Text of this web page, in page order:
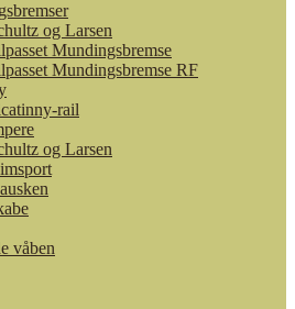
og Larsen
Mundingsbremse
Mundingsbremse RF
rail
og Larsen
våben